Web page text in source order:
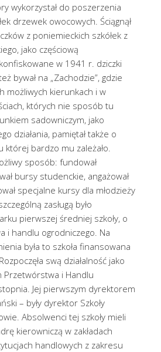
wykorzystał do poszerzenia
drzewek owocowych. Ściągnął
z poniemieckich szkółek z
jako częściową
w 1941 r. dziczki
bywał na „Zachodzie”, gdzie
możliwych kierunkach i w
których nie sposób tu
sadowniczym, jako
działania, pamiętał także o
której bardzo mu zależało.
sposób: fundował
bursy studenckie, angażował
specjalne kursy dla młodzieży
zasługą było
pierwszej średniej szkoły, o
i handlu ogrodniczego. Na
była to szkoła finansowana
swą działalność jako
Przetwórstwa i Handlu
Jej pierwszym dyrektorem
– były dyrektor Szkoły
Absolwenci tej szkoły mieli
kierowniczą w zakładach
handlowych z zakresu